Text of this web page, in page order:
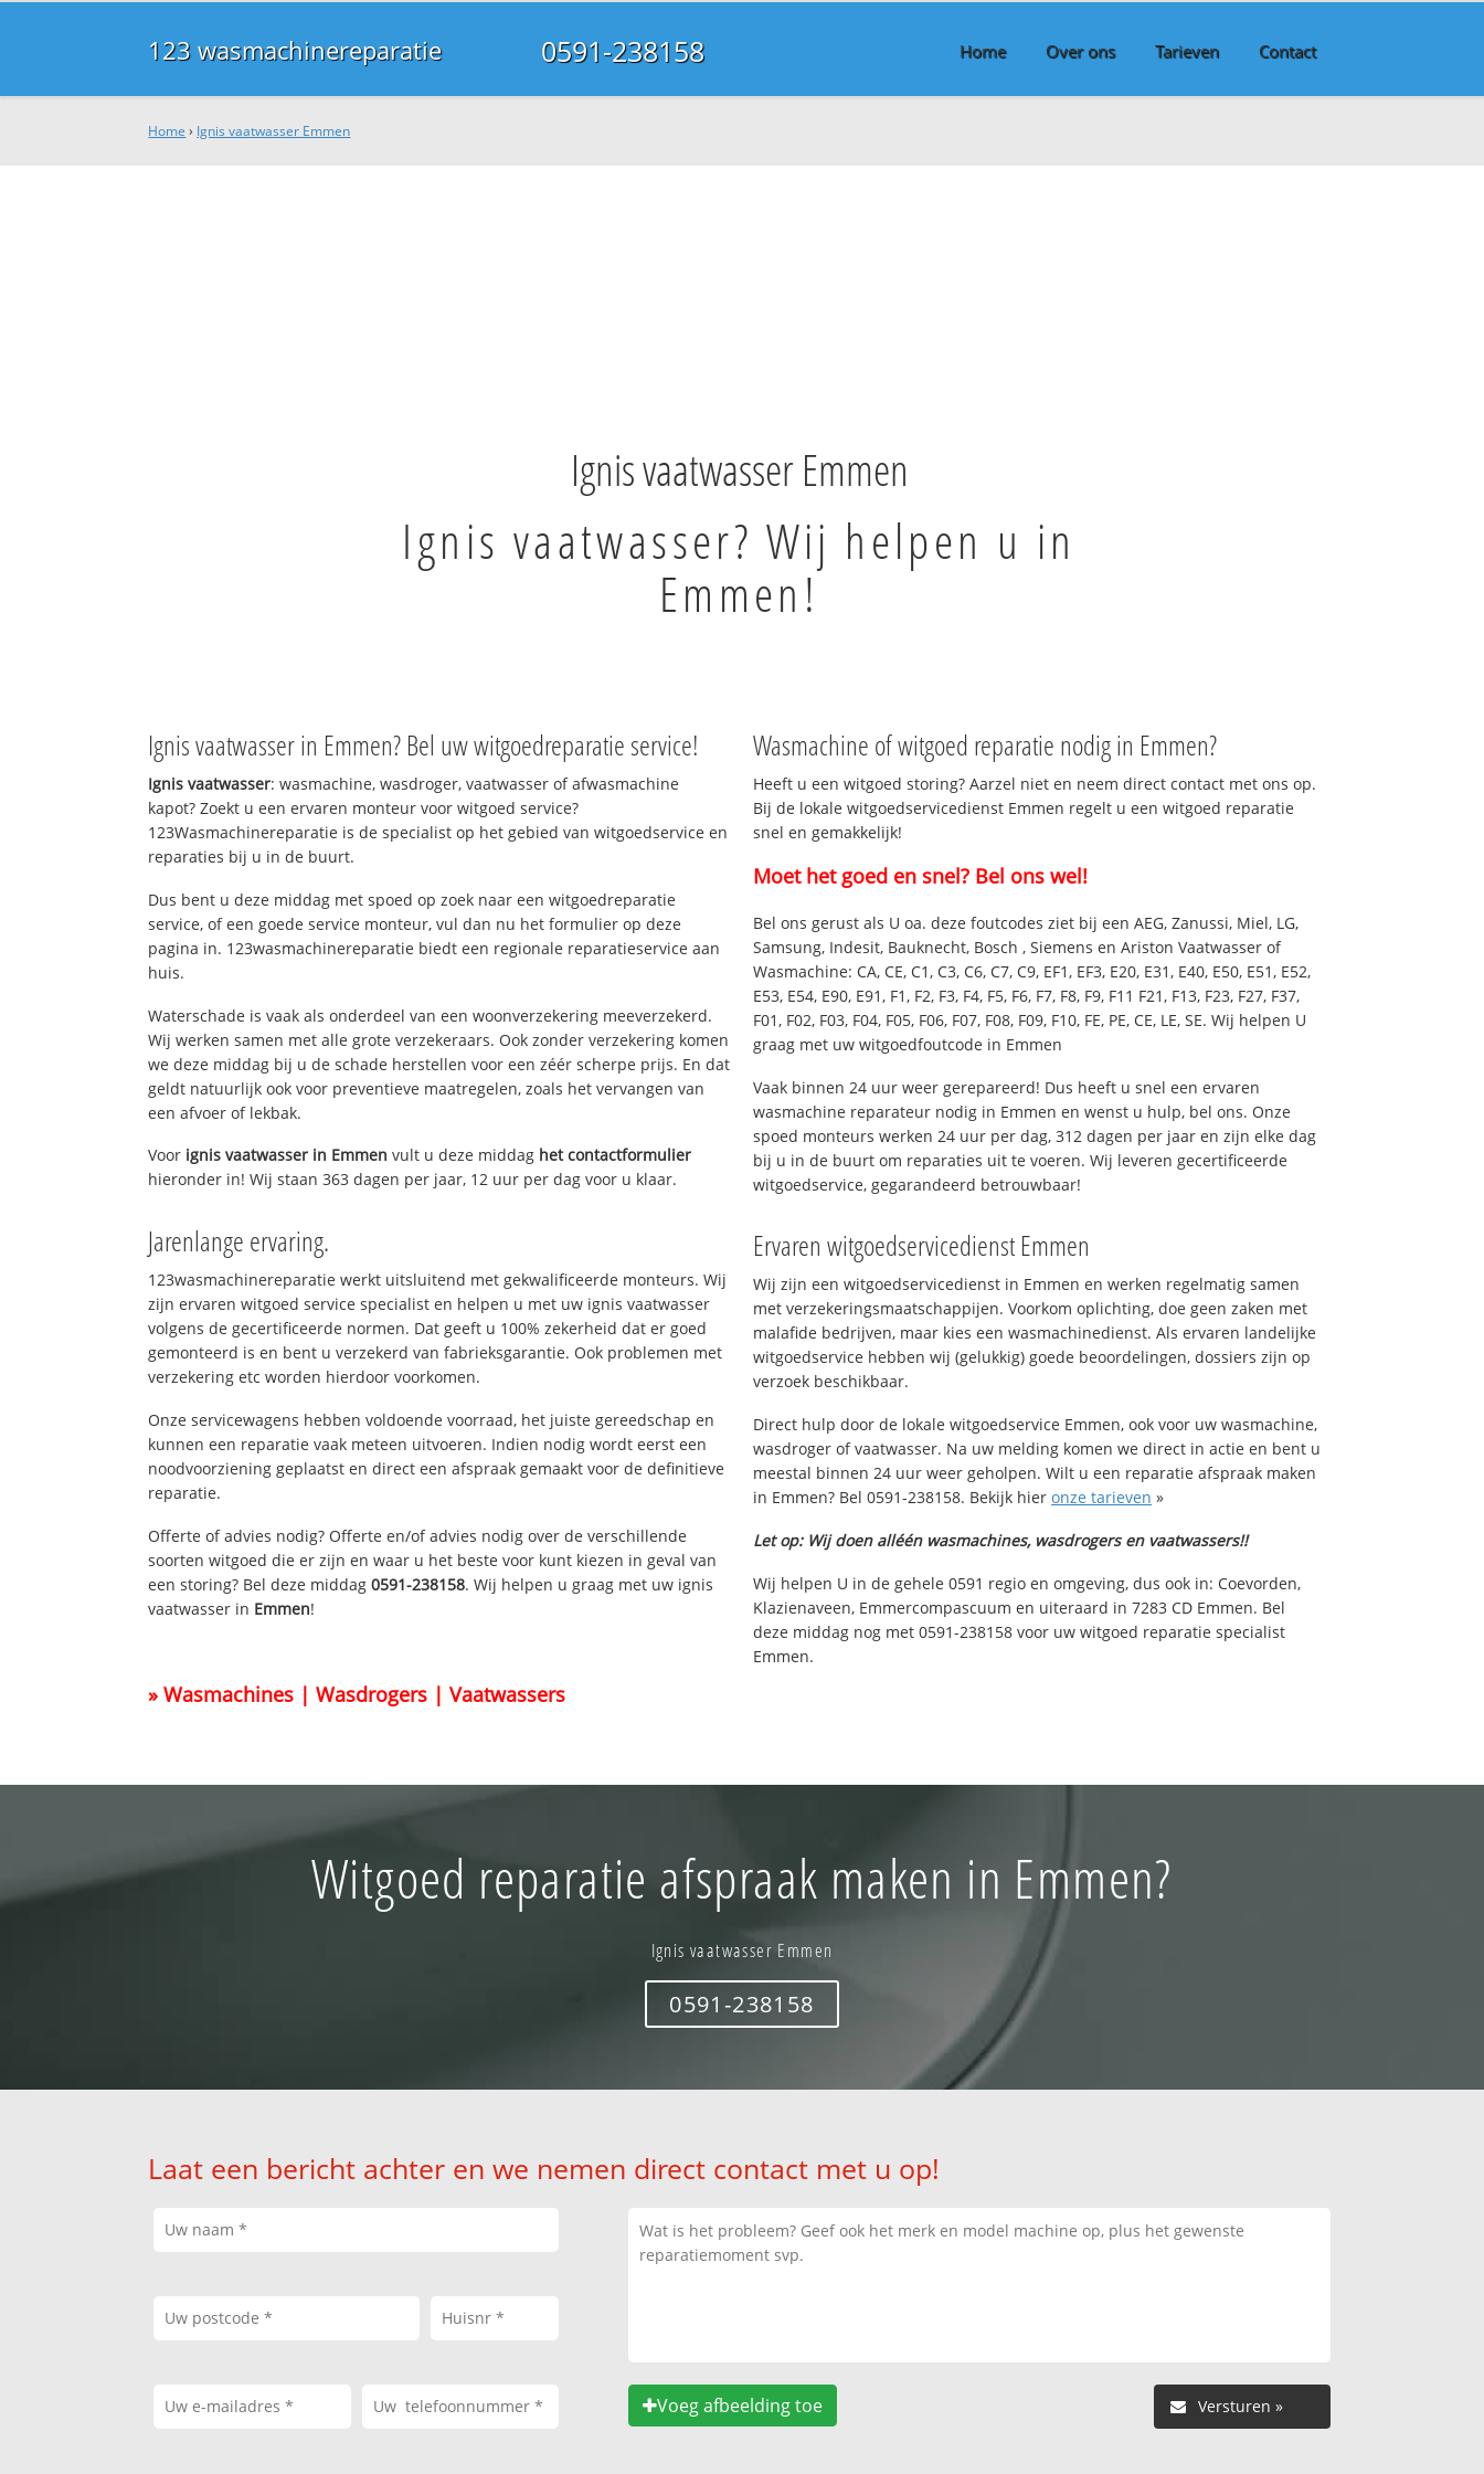
123 wasmachinereparatie 0591-238158 Home Over ons Tarieven Contact
Home › Ignis vaatwasser Emmen
Ignis vaatwasser Emmen
Ignis vaatwasser? Wij helpen u in
Emmen!
Ignis vaatwasser in Emmen? Bel uw witgoedreparatie service!
Ignis vaatwasser: wasmachine, wasdroger, vaatwasser of afwasmachine
kapot? Zoekt u een ervaren monteur voor witgoed service?
123Wasmachinereparatie is de specialist op het gebied van witgoedservice en
reparaties bij u in de buurt.
Dus bent u deze middag met spoed op zoek naar een witgoedreparatie
service, of een goede service monteur, vul dan nu het formulier op deze
pagina in. 123wasmachinereparatie biedt een regionale reparatieservice aan
huis.
Waterschade is vaak als onderdeel van een woonverzekering meeverzekerd.
Wij werken samen met alle grote verzekeraars. Ook zonder verzekering komen
we deze middag bij u de schade herstellen voor een zéér scherpe prijs. En dat
geldt natuurlijk ook voor preventieve maatregelen, zoals het vervangen van
een afvoer of lekbak.
Voor ignis vaatwasser in Emmen vult u deze middag het contactformulier
hieronder in! Wij staan 363 dagen per jaar, 12 uur per dag voor u klaar.
Jarenlange ervaring.
123wasmachinereparatie werkt uitsluitend met gekwalificeerde monteurs. Wij
zijn ervaren witgoed service specialist en helpen u met uw ignis vaatwasser
volgens de gecertificeerde normen. Dat geeft u 100% zekerheid dat er goed
gemonteerd is en bent u verzekerd van fabrieksgarantie. Ook problemen met
verzekering etc worden hierdoor voorkomen.
Onze servicewagens hebben voldoende voorraad, het juiste gereedschap en
kunnen een reparatie vaak meteen uitvoeren. Indien nodig wordt eerst een
noodvoorziening geplaatst en direct een afspraak gemaakt voor de definitieve
reparatie.
Offerte of advies nodig? Offerte en/of advies nodig over de verschillende
soorten witgoed die er zijn en waar u het beste voor kunt kiezen in geval van
een storing? Bel deze middag0591-238158. Wij helpen u graag met uw ignis
vaatwasser in Emmen!
» Wasmachines | Wasdrogers | Vaatwassers
Wasmachine of witgoed reparatie nodig in Emmen?
Heeft u een witgoed storing? Aarzel niet en neem direct contact met ons op.
Bij de lokale witgoedservicedienst Emmen regelt u een witgoed reparatie
snel en gemakkelijk!
Moet het goed en snel? Bel ons wel!
Bel ons gerust als U oa. deze foutcodes ziet bij een AEG, Zanussi, Miel, LG,
Samsung, Indesit, Bauknecht, Bosch , Siemens en Ariston Vaatwasser of
Wasmachine: CA, CE, C1, C3, C6, C7, C9, EF1, EF3, E20, E31, E40, E50, E51, E52,
E53, E54, E90, E91, F1, F2, F3, F4, F5, F6, F7, F8, F9, F11 F21, F13, F23, F27, F37,
F01, F02, F03, F04, F05, F06, F07, F08, F09, F10, FE, PE, CE, LE, SE. Wij helpen U
graag met uw witgoedfoutcode in Emmen
Vaak binnen 24 uur weer gerepareerd! Dus heeft u snel een ervaren
wasmachine reparateur nodig in Emmen en wenst u hulp, bel ons. Onze
spoed monteurs werken 24 uur per dag, 312 dagen per jaar en zijn elke dag
bij u in de buurt om reparaties uit te voeren. Wij leveren gecertificeerde
witgoedservice, gegarandeerd betrouwbaar!
Ervaren witgoedservicedienst Emmen
Wij zijn een witgoedservicedienst in Emmen en werken regelmatig samen
met verzekeringsmaatschappijen. Voorkom oplichting, doe geen zaken met
malafide bedrijven, maar kies een wasmachinedienst. Als ervaren landelijke
witgoedservice hebben wij (gelukkig) goede beoordelingen, dossiers zijn op
verzoek beschikbaar.
Direct hulp door de lokale witgoedservice Emmen, ook voor uw wasmachine,
wasdroger of vaatwasser. Na uw melding komen we direct in actie en bent u
meestal binnen 24 uur weer geholpen. Wilt u een reparatie afspraak maken
in Emmen? Bel 0591-238158. Bekijk hier onze tarieven »
Let op: Wij doen alléén wasmachines, wasdrogers en vaatwassers!!
Wij helpen U in de gehele 0591 regio en omgeving, dus ook in: Coevorden,
Klazienaveen, Emmercompascuum en uiteraard in 7283 CD Emmen. Bel
deze middag nog met 0591-238158 voor uw witgoed reparatie specialist
Emmen.
Witgoed reparatie afspraak maken in Emmen?
Ignis vaatwasser Emmen
0591-238158
Laat een bericht achter en we nemen direct contact met u op!
Voeg afbeelding toe